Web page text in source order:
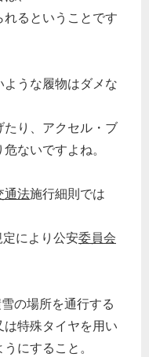
るということです
うな履物はダメな
り、アクセル・ブ
ないですよね。
通法施行細則では
により公安委員会
の場所を通行する
特殊タイヤを用い
にすること。
ますか？